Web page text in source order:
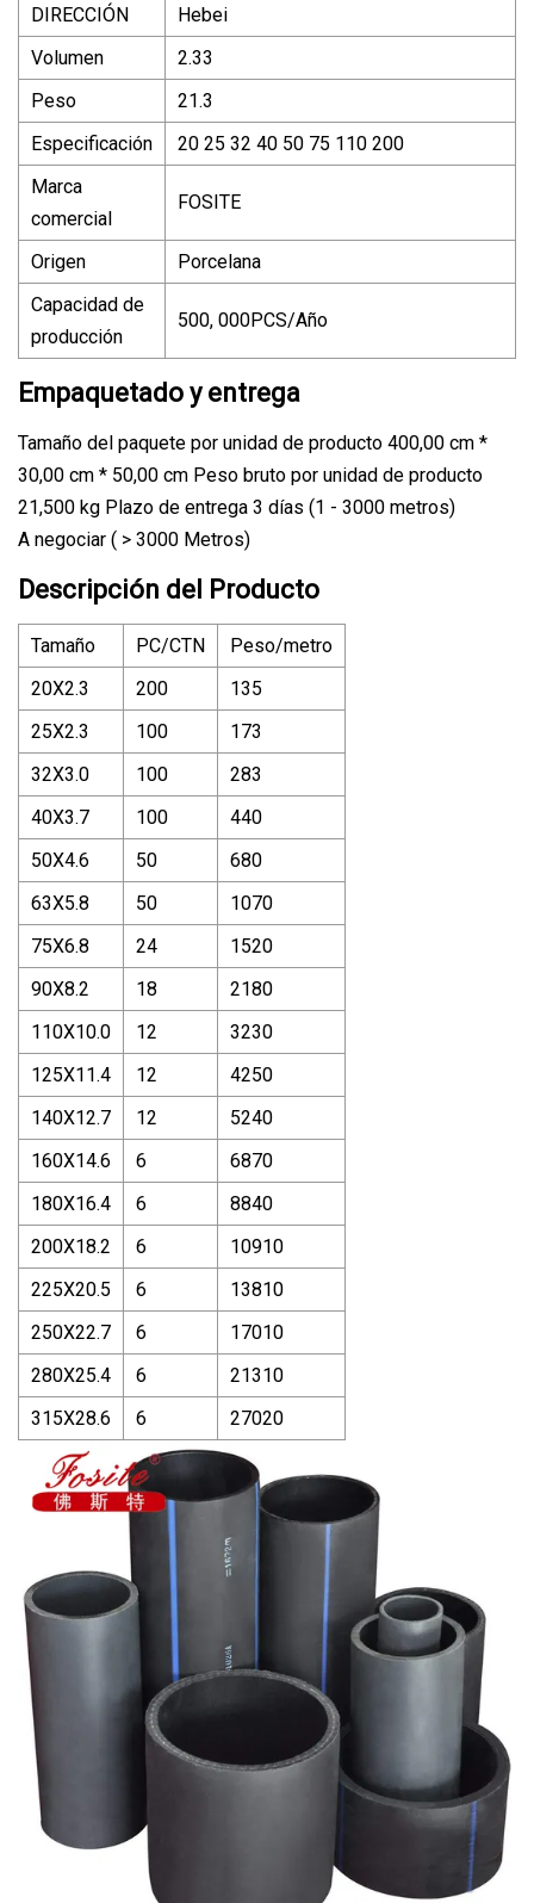
DIRECCIÓN
Hebei
Volumen
2.33
Peso
21.3
Especificación
20 25 32 40 50 75 110 200
Marca
comercial
FOSITE
Origen
Porcelana
Capacidad de
producción
500, 000PCS/Año
Empaquetado y entrega
Tamaño del paquete por unidad de producto 400,00 cm *
30,00 cm * 50,00 cm Peso bruto por unidad de producto
21,500 kg Plazo de entrega 3 días (1 - 3000 metros)
A negociar ( > 3000 Metros)
Descripción del Producto
Tamaño PC/CTN
Peso/metro
20X2.3
200
135
25X2.3
100
173
32X3.0
100
283
40X3.7
100
440
50X4.6
50
680
63X5.8
50
1070
75X6.8
24
1520
90X8.2
18
2180
110X10.0
12
3230
125X11.4
12
4250
140X12.7
12
5240
160X14.6
6
6870
180X16.4
6
8840
200X18.2
6
10910
225X20.5
6
13810
250X22.7
6
17010
280X25.4
6
21310
315X28.6
6 27020